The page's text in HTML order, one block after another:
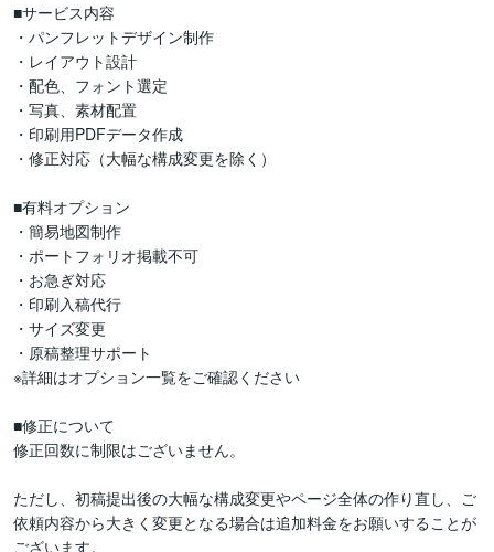
■サービス内容
・パンフレットデザイン制作
・レイアウト設計
・配色、フォント選定
・写真、素材配置
・印刷用PDFデータ作成
・修正対応（大幅な構成変更を除く）
■有料オプション
・簡易地図制作
・ポートフォリオ掲載不可
・お急ぎ対応
・印刷入稿代行
・サイズ変更
・原稿整理サポート
※詳細はオプション一覧をご確認ください
■修正について
修正回数に制限はございません。
ただし、初稿提出後の大幅な構成変更やページ全体の作り直し、ご
依頼内容から大きく変更となる場合は追加料金をお願いすることが
ございます。